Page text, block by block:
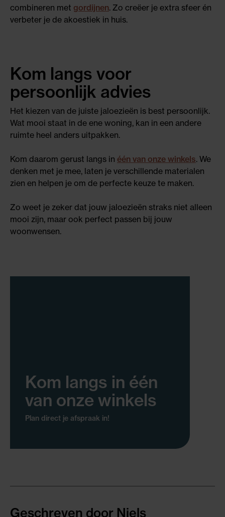
combineren met gordijnen. Zo creëer je extra sfeer én
verbeter je de akoestiek in huis.
Kom langs voor
persoonlijk advies
Het kiezen van de juiste jaloezieën is best persoonlijk.
Wat mooi staat in de ene woning, kan in een andere
ruimte heel anders uitpakken.
Kom daarom gerust langs in één van onze winkels. We
denken met je mee, laten je verschillende materialen
zien en helpen je om de perfecte keuze te maken.
Zo weet je zeker dat jouw jaloezieën straks niet alleen
mooi zijn, maar ook perfect passen bij jouw
woonwensen.
Kom langs in één
van onze winkels
Plan direct je afspraak in!
Geschreven door Niels